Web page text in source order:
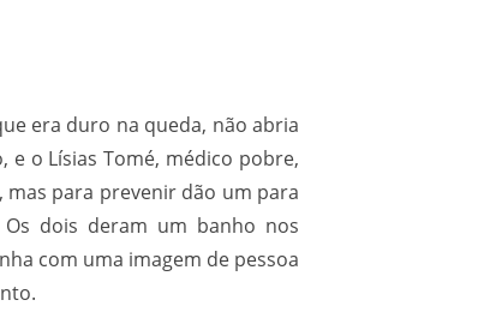
era duro na queda, não abria
o Lísias Tomé, médico pobre,
para prevenir dão um para
dois deram um banho nos
com uma imagem de pessoa